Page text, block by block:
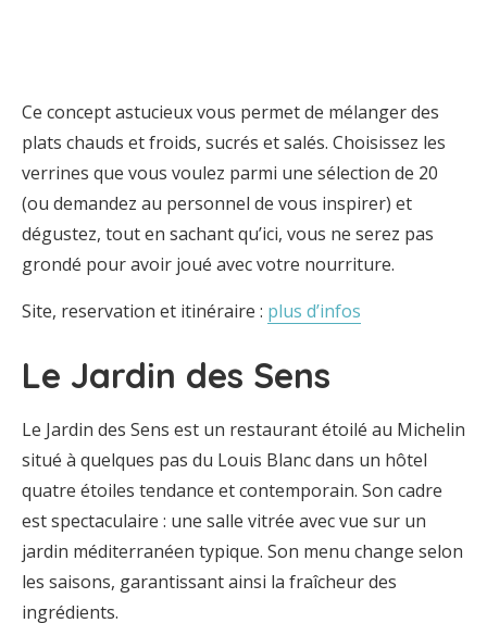
Ce concept astucieux vous permet de mélanger des
plats chauds et froids, sucrés et salés. Choisissez les
verrines que vous voulez parmi une sélection de 20
(ou demandez au personnel de vous inspirer) et
dégustez, tout en sachant qu’ici, vous ne serez pas
grondé pour avoir joué avec votre nourriture.
Site, reservation et itinéraire : plus d’infos
Le Jardin des Sens
Le Jardin des Sens est un restaurant étoilé au Michelin
situé à quelques pas du Louis Blanc dans un hôtel
quatre étoiles tendance et contemporain. Son cadre
est spectaculaire : une salle vitrée avec vue sur un
jardin méditerranéen typique. Son menu change selon
les saisons, garantissant ainsi la fraîcheur des
ingrédients.